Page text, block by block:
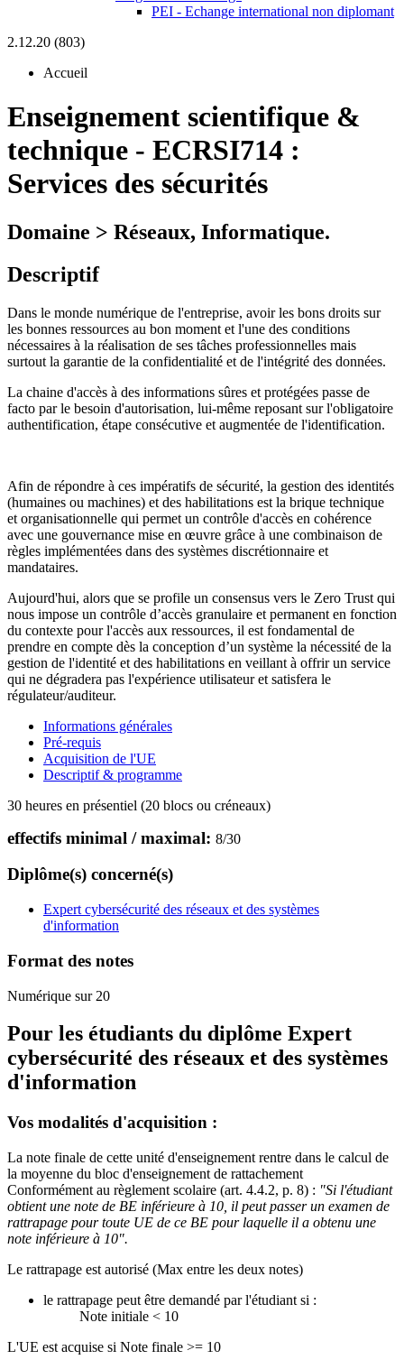
PEI - Echange international non diplomant
2.12.20 (803)
Accueil
Enseignement scientifique &
technique - ECRSI714 :
Services des sécurités
Domaine > Réseaux, Informatique.
Descriptif
Dans le monde numérique de l'entreprise, avoir les bons droits sur
les bonnes ressources au bon moment et l'une des conditions
nécessaires à la réalisation de ses tâches professionnelles mais
surtout la garantie de la confidentialité et de l'intégrité des données.
La chaine d'accès à des informations sûres et protégées passe de
facto par le besoin d'autorisation, lui-même reposant sur l'obligatoire
authentification, étape consécutive et augmentée de l'identification.
Afin de répondre à ces impératifs de sécurité, la gestion des identités
(humaines ou machines) et des habilitations est la brique technique
et organisationnelle qui permet un contrôle d'accès en cohérence
avec une gouvernance mise en œuvre grâce à une combinaison de
règles implémentées dans des systèmes discrétionnaire et
mandataires.
Aujourd'hui, alors que se profile un consensus vers le Zero Trust qui
nous impose un contrôle d’accès granulaire et permanent en fonction
du contexte pour l'accès aux ressources, il est fondamental de
prendre en compte dès la conception d’un système la nécessité de la
gestion de l'identité et des habilitations en veillant à offrir un service
qui ne dégradera pas l'expérience utilisateur et satisfera le
régulateur/auditeur.
Informations générales
Pré-requis
Acquisition de l'UE
Descriptif & programme
30 heures en présentiel (20 blocs ou créneaux)
effectifs minimal / maximal: 8/30
Diplôme(s) concerné(s)
Expert cybersécurité des réseaux et des systèmes
d'information
Format des notes
Numérique sur 20
Pour les étudiants du diplôme Expert
cybersécurité des réseaux et des systèmes
d'information
Vos modalités d'acquisition :
La note finale de cette unité d'enseignement rentre dans le calcul de
la moyenne du bloc d'enseignement de rattachement
Conformément au règlement scolaire (art. 4.4.2, p. 8) : "Si l'étudiant
obtient une note de BE inférieure à 10, il peut passer un examen de
rattrapage pour toute UE de ce BE pour laquelle il a obtenu une
note inférieure à 10".
Le rattrapage est autorisé (Max entre les deux notes)
le rattrapage peut être demandé par l'étudiant si :
Note initiale < 10
L'UE est acquise si Note finale >= 10